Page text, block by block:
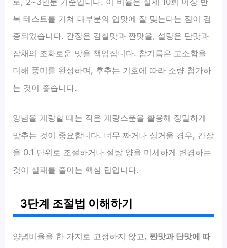
복 테스트를 거쳐 대부분의 입맛에 잘 맞는다는 점이 검
증되었습니다. 간장은 감칠맛과 짠맛을, 설탕은 단맛과
잡채의 조화로운 맛을 책임집니다. 참기름은 고소함을
더해 풍미를 완성하며, 후추는 기호에 따라 소량 첨가하
는 것이 좋습니다.
양념을 계량할 때는 작은 계량스푼을 활용해 정밀하게
맞추는 것이 중요합니다. 너무 짜거나 싱거울 경우, 간장
을 0.1 단위로 조절하거나 설탕 양을 미세하게 변경하는
것이 실패를 줄이는 핵심 팁입니다.
3단계 조절법 이해하기
양념비율을 한 가지로 고정하지 않고,짠맛과 단맛에 따